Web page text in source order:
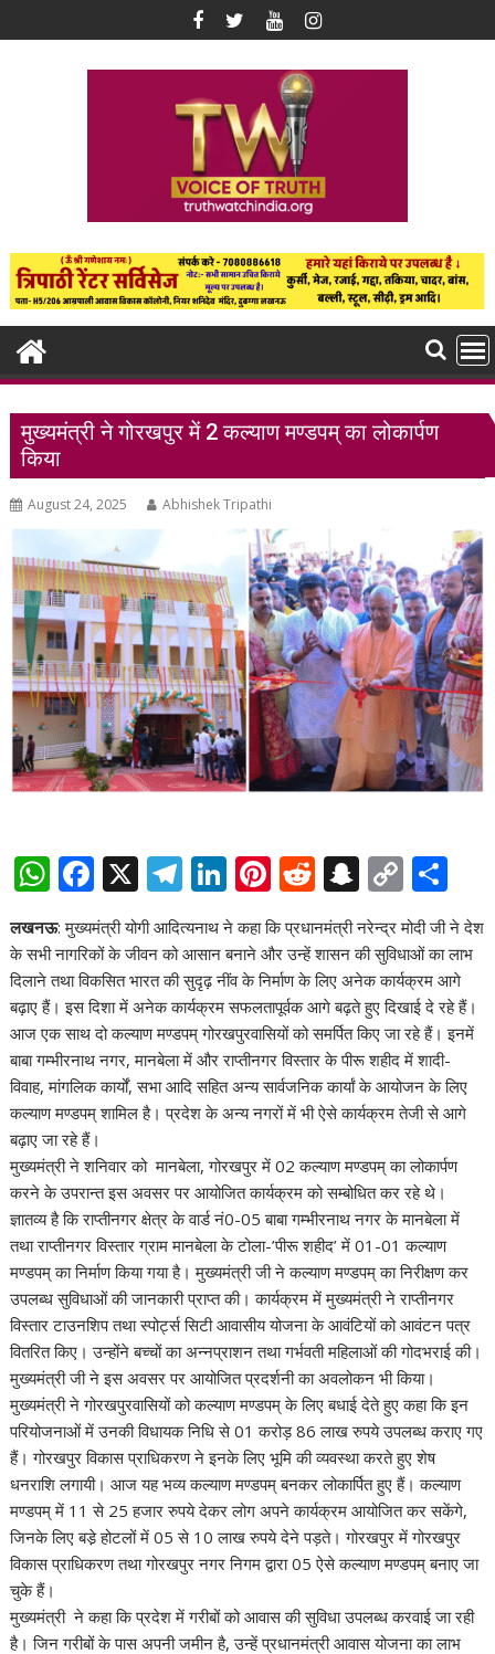
to
मुख्यमंत्री ने गोरखपुर में 2 कल्याण मण्डपम् का लोकार्पण
किया
August 24, 2025 Abhishek Tripathi
W
h
at
s
A
p
p
F
ac
e
b
o
o
k
X T
el
e
gr
a
m
Li
n
k
e
dI
n
Pi
nt
er
e
st
R
e
d
di
t
S
n
a
p
c
h
at
C
o
p
y
Li
n
k
h
ar
e
लखनऊ: मुख्यमंत्री योगी आदित्यनाथ ने कहा कि प्रधानमंत्री नरेन्द्र मोदी जी ने देश
के सभी नागरिकों के जीवन को आसान बनाने और उन्हें शासन की सुविधाओं का लाभ
दिलाने तथा विकसित भारत की सुदृढ़ नींव के निर्माण के लिए अनेक कार्यक्रम आगे
बढ़ाए हैं। इस दिशा में अनेक कार्यक्रम सफलतापूर्वक आगे बढ़ते हुए दिखाई दे रहे हैं।
आज एक साथ दो कल्याण मण्डपम् गोरखपुरवासियों को समर्पित किए जा रहे हैं। इनमें
बाबा गम्भीरनाथ नगर, मानबेला में और राप्तीनगर विस्तार के पीरू शहीद में शादी-
विवाह, मांगलिक कार्यों, सभा आदि सहित अन्य सार्वजनिक कार्यां के आयोजन के लिए
कल्याण मण्डपम् शामिल है। प्रदेश के अन्य नगरों में भी ऐसे कार्यक्रम तेजी से आगे
बढ़ाए जा रहे हैं।
मुख्यमंत्री ने शनिवार को मानबेला, गोरखपुर में 02 कल्याण मण्डपम् का लोकार्पण
करने के उपरान्त इस अवसर पर आयोजित कार्यक्रम को सम्बोधित कर रहे थे।
ज्ञातव्य है कि राप्तीनगर क्षेत्र के वार्ड नं0-05 बाबा गम्भीरनाथ नगर के मानबेला में
तथा राप्तीनगर विस्तार ग्राम मानबेला के टोला-’पीरू शहीद’ में 01-01 कल्याण
मण्डपम् का निर्माण किया गया है। मुख्यमंत्री जी ने कल्याण मण्डपम् का निरीक्षण कर
उपलब्ध सुविधाओं की जानकारी प्राप्त की। कार्यक्रम में मुख्यमंत्री ने राप्तीनगर
विस्तार टाउनशिप तथा स्पोर्ट्स सिटी आवासीय योजना के आवंटियों को आवंटन पत्र
वितरित किए। उन्होंने बच्चों का अन्नप्राशन तथा गर्भवती महिलाओं की गोदभराई की।
मुख्यमंत्री जी ने इस अवसर पर आयोजित प्रदर्शनी का अवलोकन भी किया।
मुख्यमंत्री ने गोरखपुरवासियों को कल्याण मण्डपम् के लिए बधाई देते हुए कहा कि इन
परियोजनाओं में उनकी विधायक निधि से 01 करोड़ 86 लाख रुपये उपलब्ध कराए गए
हैं। गोरखपुर विकास प्राधिकरण ने इनके लिए भूमि की व्यवस्था करते हुए शेष
धनराशि लगायी। आज यह भव्य कल्याण मण्डपम् बनकर लोकार्पित हुए हैं। कल्याण
मण्डपम् में 11 से 25 हजार रुपये देकर लोग अपने कार्यक्रम आयोजित कर सकेंगे,
जिनके लिए बडे़ होटलों में 05 से 10 लाख रुपये देने पड़ते। गोरखपुर में गोरखपुर
विकास प्राधिकरण तथा गोरखपुर नगर निगम द्वारा 05 ऐसे कल्याण मण्डपम् बनाए जा
चुके हैं।
मुख्यमंत्री ने कहा कि प्रदेश में गरीबों को आवास की सुविधा उपलब्ध करवाई जा रही
है। जिन गरीबों के पास अपनी जमीन है, उन्हें प्रधानमंत्री आवास योजना का लाभ